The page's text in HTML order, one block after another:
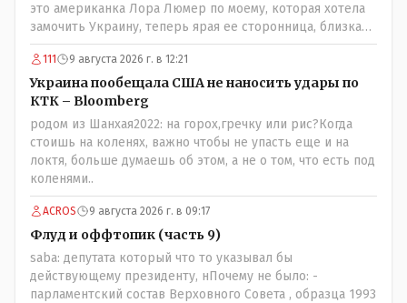
это американка Лора Люмер по моему, которая хотела
замочить Украину, теперь ярая ее сторонница, близкая
к Трампу. Ну и западные страны тем более, которые
предоставляли Зеленскому убежище, чтоб он бежал и
которые развернулись потом на 180 или 360 градусов,
посмотрев на того, как он не сдался, но ты же там сам
живешь и многое знаешь о тех, на кого работаешь.. Это
просто прагматизм и ничего личного. Победим мы, они
встанут под нас и наоборот и все это понимают..
111 9 августа 2026 г. в 12:21
Украина пообещала США не наносить удары по
КТК – Bloomberg
родом из Шанхая2022: на горох,гречку или рис?Когда
стоишь на коленях, важно чтобы не упасть еще и на
локтя, больше думаешь об этом, а не о том, что есть под
коленями..
ACROS 9 августа 2026 г. в 09:17
Флуд и оффтопик (часть 9)
saba: депутата который что то указывал бы
действующему президенту, нПочему не было: -
парламентский состав Верховного Совета , образца 1993